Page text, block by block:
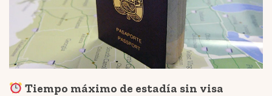
Tiempo máximo de estadía sin visa